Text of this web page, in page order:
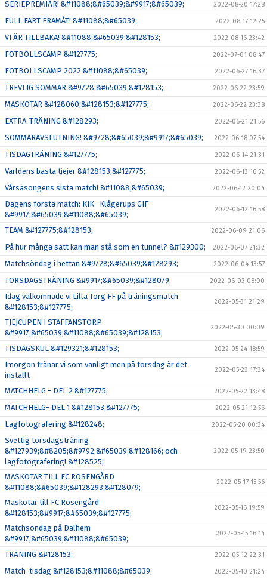
SERIEPREMIÄR! &#11088;&#65039;&#9917;&#65039; 2022-08-20 17:28
FULL FART FRAMÅT! &#11088;&#65039; 2022-08-17 12:25
VI ÄR TILLBAKA! &#11088;&#65039;&#128153; 2022-08-16 23:42
FOTBOLLSCAMP &#127775; 2022-07-01 08:47
FOTBOLLSCAMP 2022 &#11088;&#65039; 2022-06-27 16:37
TREVLIG SOMMAR &#9728;&#65039;&#128153; 2022-06-22 23:59
MASKOTAR &#128060;&#128153;&#127775; 2022-06-22 23:38
EXTRA-TRÄNING &#128293; 2022-06-21 21:56
SOMMARAVSLUTNING! &#9728;&#65039;&#9917;&#65039; 2022-06-18 07:54
TISDAGTRÄNING &#127775; 2022-06-14 21:31
Världens bästa tjejer &#128153;&#127775; 2022-06-13 16:52
Vårsäsongens sista match! &#11088;&#65039; 2022-06-12 20:04
Dagens första match: KIK- Klågerups GIF
&#9917;&#65039;&#11088;&#65039;
2022-06-12 16:58
TEAM &#127775;&#128153; 2022-06-09 21:06
På hur många sätt kan man stå som en tunnel? &#129300; 2022-06-07 21:32
Matchsöndag i hettan &#9728;&#65039;&#128293; 2022-06-04 13:57
TORSDAGSTRÄNING &#9917;&#65039;&#128079; 2022-06-03 08:00
Idag välkomnade vi Lilla Torg FF på träningsmatch
&#128153;&#127775;
2022-05-31 21:29
TJEJCUPEN I STAFFANSTORP
&#9917;&#65039;&#11088;&#65039;&#128153;
2022-05-30 00:09
TISDAGSKUL &#129321;&#128153; 2022-05-24 18:59
Imorgon tränar vi som vanligt men på torsdag är det
inställt
2022-05-23 17:34
MATCHHELG - DEL 2 &#127775; 2022-05-22 13:48
MATCHHELG- DEL 1 &#128153;&#127775; 2022-05-21 12:56
Lagfotografering &#128248; 2022-05-20 00:34
Svettig torsdagsträning
&#127939;&#8205;&#9792;&#65039;&#128166; och
lagfotografering! &#128525;
2022-05-19 23:50
MASKOTAR TILL FC ROSENGÅRD
&#11088;&#65039;&#128293;&#128079;
2022-05-17 15:56
Maskotar till FC Rosengård
&#128153;&#9917;&#65039;&#127775;
2022-05-16 19:59
Matchsöndag på Dalhem
&#9917;&#65039;&#11088;&#65039;
2022-05-15 16:14
TRÄNING &#128153; 2022-05-12 22:31
Match-tisdag &#128153;&#11088;&#65039; 2022-05-10 21:24